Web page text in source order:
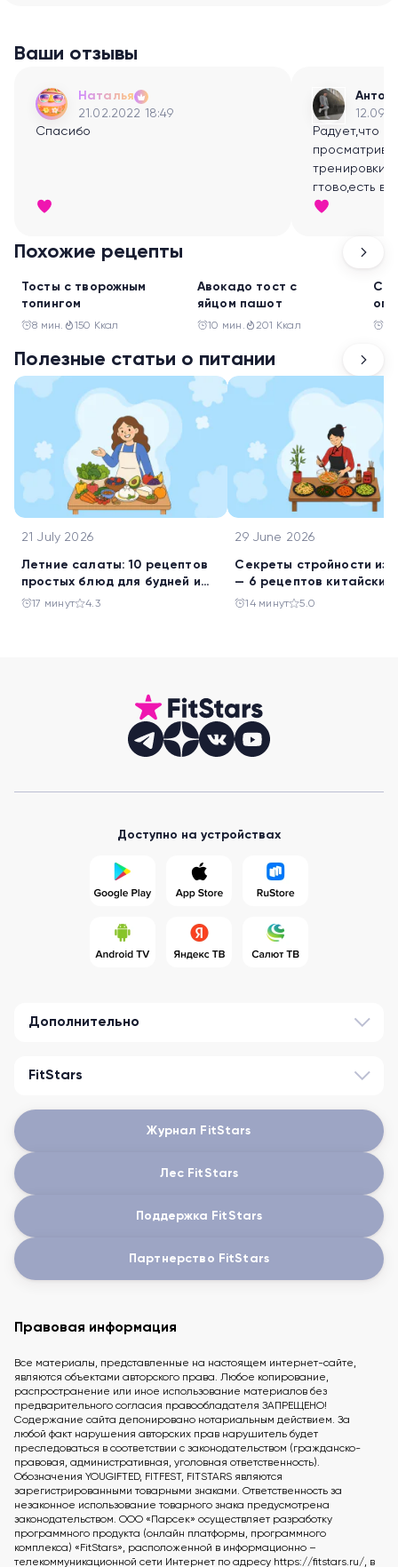
Ваши отзывы
Наталья
21.02.2022 18:49
Спасибо
Антон
Радует,что
тренировки-
гтово,есть
заниматься:)
Похожие рецепты
Перекус
Тосты с творожным
топингом
8 мин. 150 Ккал
Перекус
Авокадо тост с
яйцом пашот
10 мин. 201 Ккал
Полезные статьи о питании
21 July 2026
Летние салаты: 10 рецептов
простых блюд для будней и
праздника
17 минут 4.3
29 June 2026
Секреты стройности из
— 6 рецептов китайских
салатов
14 минут 5.0
Доступно на устройствах
Дополнительно
FitStars
Журнал FitStars
Лес FitStars
Поддержка FitStars
Партнерство FitStars
Правовая информация
Все материалы, представленные на настоящем интернет-сайте,
являются объектами авторского права. Любое копирование,
распространение или иное использование материалов без
предварительного согласия правообладателя ЗАПРЕЩЕНО!
Содержание сайта депонировано нотариальным действием. За
любой факт нарушения авторских прав нарушитель будет
преследоваться в соответствии с законодательством (гражданско-
правовая, административная, уголовная ответственность).
Обозначения YOUGIFTED, FITFEST, FITSTARS являются
зарегистрированными товарными знаками. Ответственность за
незаконное использование товарного знака предусмотрена
законодательством. ООО «Парсек» осуществляет разработку
программного продукта (онлайн платформы, программного
комплекса) «FitStars», расположенной в информационно –
телекоммуникационной сети Интернет по адресу https://fitstars.ru/, в